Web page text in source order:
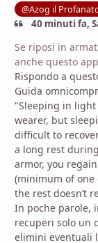
@Azog il
40 minuti fa,
Se riposi in
anche questo
Rispondo a
Guida
"Sleeping in
wearer, but
difficult to
a long rest
armor, you
(minimum of one
the rest doesn’t
In poche parole,
recuperi solo un
elimini eventuali